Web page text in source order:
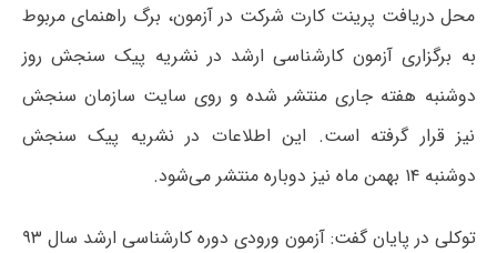
محل دریافت پرینت کارت شرکت در آزمون، برگ راهنمای مربوط
به برگزاری آزمون کارشناسی ارشد در نشریه‌ پیک سنجش روز
دوشنبه هفته جاری منتشر شده و روی سایت سازمان سنجش
نیز قرار گرفته است. این اطلاعات در نشریه پیک سنجش
دوشنبه ۱۴ بهمن ماه نیز دوباره منتشر می‌شود.
توکلی در پایان گفت: آزمون ورودی دوره کارشناسی ارشد سال ۹۳